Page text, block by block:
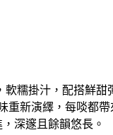
糯掛汁，配搭鮮甜
重新演繹，每啖都
深邃且餘韻悠⻑。